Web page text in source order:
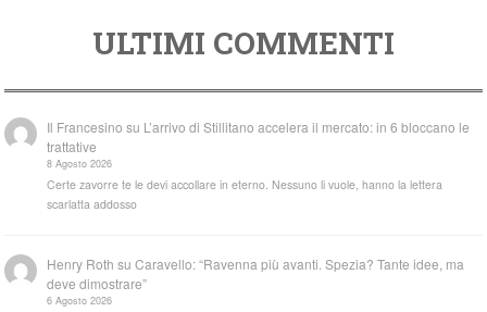
ULTIMI COMMENTI
Il Francesino su L’arrivo di Stillitano accelera il mercato: in 6 bloccano le
trattative
8 Agosto 2026
Certe zavorre te le devi accollare in eterno. Nessuno li vuole, hanno la lettera
scarlatta addosso
Henry Roth suCaravello: “Ravenna più avanti. Spezia? Tante idee, ma
deve dimostrare”
6 Agosto 2026